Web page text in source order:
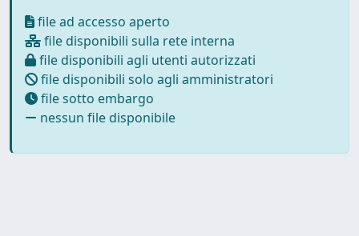
file ad accesso aperto
file disponibili sulla rete interna
file disponibili agli utenti autorizzati
file disponibili solo agli amministratori
file sotto embargo
nessun file disponibile